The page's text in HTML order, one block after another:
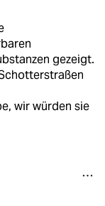
gezeigt.
wir würden sie